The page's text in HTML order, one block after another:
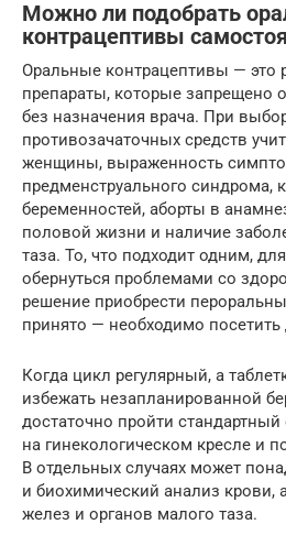
Можно ли подобрать
контрацептивы
Оральные контрацептивы — это
препараты, которые запрещено
без назначения врача. При
противозачаточных средств
женщины, выраженность
предменструального синдрома,
беременностей, аборты в
половой жизни и наличие
таза. То, что подходит одним,
обернуться проблемами со
решение приобрести
принято — необходимо посетить
Когда цикл регулярный, а
избежать незапланированной
достаточно пройти
на гинекологическом кресле и
В отдельных случаях может
и биохимический анализ
желез и органов малого таза.